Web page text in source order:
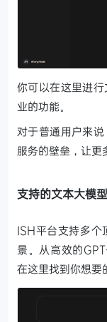
你可以在这里进
业的功能。
对于普通用户来
服务的壁垒，让更
支持的文本大模型
ISH平台支持多个
景。从高效的
在这里找到你想要